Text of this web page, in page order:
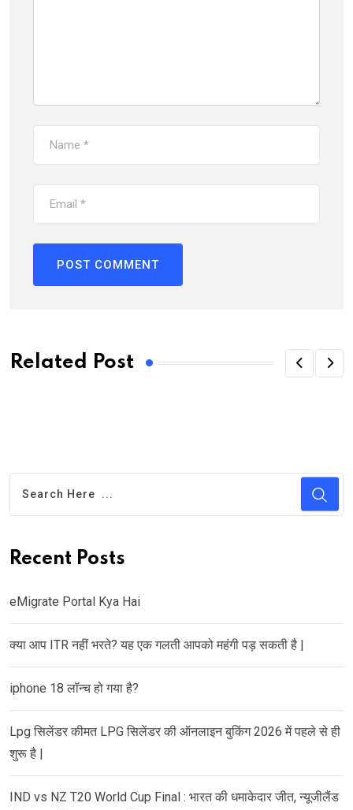
Related Post
Recent Posts
eMigrate Portal Kya Hai
क्या आप ITR नहीं भरते? यह एक गलती आपको महंगी पड़ सकती है |
iphone 18 लॉन्च हो गया है?
Lpg सिलेंडर कीमत LPG सिलेंडर की ऑनलाइन बुकिंग 2026 में पहले से ही
शुरू है |
IND vs NZ T20 World Cup Final : भारत की धमाकेदार जीत, न्यूजीलैंड